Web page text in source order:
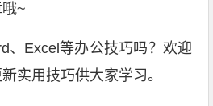
~
、Excel等办公技巧吗？欢迎
实用技巧供大家学习。